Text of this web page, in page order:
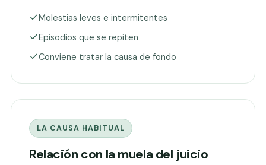
Molestias leves e intermitentes
Episodios que se repiten
Conviene tratar la causa de fondo
LA CAUSA HABITUAL
Relación con la muela del juicio